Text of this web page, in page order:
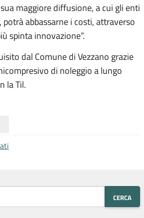
maggiore diffusione, a cui gli enti
abbassarne i costi, attraverso
spinta innovazione”.
dal Comune di Vezzano grazie
di noleggio a lungo
la Til.